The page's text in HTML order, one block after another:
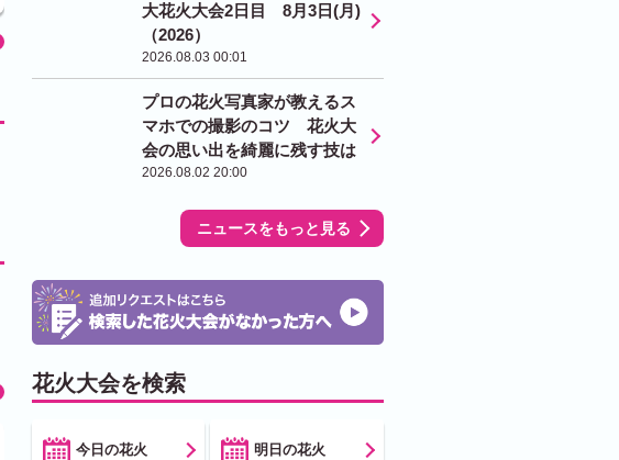
大花火大会2日目 8月3日(月)
（2026）
2026.08.03 00:01
プロの花火写真家が教えるス
マホでの撮影のコツ 花火大
会の思い出を綺麗に残す技は
2026.08.02 20:00
ニュースをもっと見る
花火大会を検索
今日の花火 明日の花火